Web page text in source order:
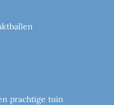
prachtige tuin